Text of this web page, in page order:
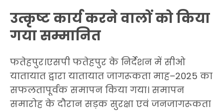
उत्कृष्ट कार्य करने वालों को किया
गया सम्मानित
फतेहपुर।एसपी फतेहपुर के निर्देशन में सीओ
यातायात द्वारा यातायात जागरूकता माह–2025 का
सफलतापूर्वक समापन किया गया। समापन
समारोह के दौरान सड़क सुरक्षा एवं जनजागरूकता